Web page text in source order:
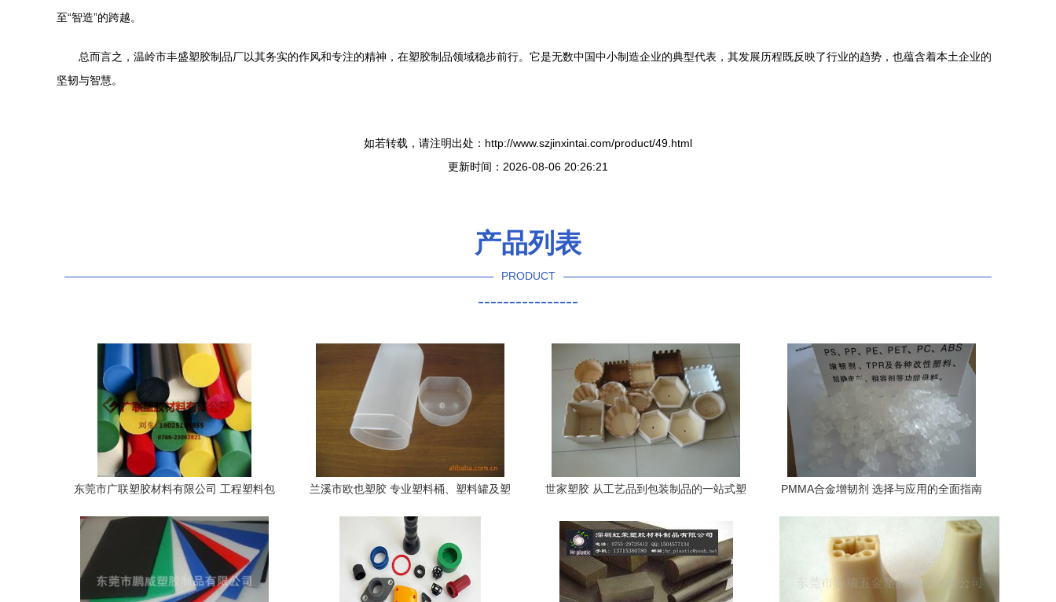
至“智造”的跨越。
总而言之，温岭市丰盛塑胶制品厂以其务实的作风和专注的精神，在塑胶制品领域稳步前行。它是无数中国中小制造企业的典型代表，其发展历程既反映了行业的趋势，也蕴含着本土企业的
坚韧与智慧。
如若转载，请注明出处：http://www.szjinxintai.com/product/49.html
更新时间：2026-08-06 20:26:21
产品列表
PRODUCT
----------------
东莞市广联塑胶材料有限公司 工程塑料包
兰溪市欧也塑胶 专业塑料桶、塑料罐及塑
世家塑胶 从工艺品到包装制品的一站式塑
PMMA合金增韧剂 选择与应用的全面指南